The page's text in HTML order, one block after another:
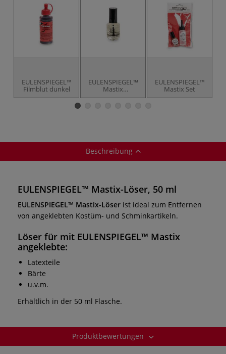
EULENSPIEGEL™
Filmblut dunkel
EULENSPIEGEL™
Mastix
Hautkleber
EULENSPIEGEL™
Mastix Set
Beschreibung
EULENSPIEGEL™ Mastix-Löser, 50 ml
EULENSPIEGEL™ Mastix-Löser ist ideal zum Entfernen
von angeklebten Kostüm- und Schminkartikeln.
Löser für mit EULENSPIEGEL™ Mastix
angeklebte:
Latexteile
Bärte
u.v.m.
Erhältlich in der 50 ml Flasche.
Produktbewertungen